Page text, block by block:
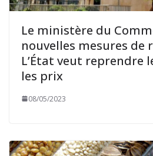
Le ministère du
nouvelles mesures de
L’État veut reprendre
les prix
08/05/2023